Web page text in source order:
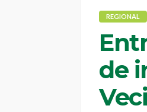
REGIONAL
de